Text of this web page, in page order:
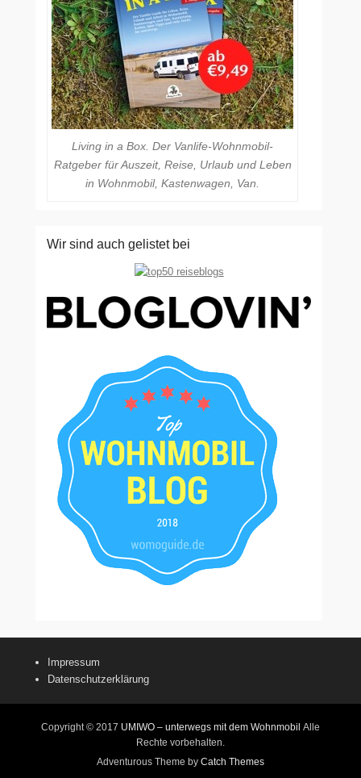
Living in a Box. Der Vanlife-Wohnmobil-
Ratgeber für Auszeit, Reise, Urlaub und Leben
in Wohnmobil, Kastenwagen, Van.
Wir sind auch gelistet bei
Impressum
Datenschutzerklärung
Copyright © 2017 UMIWO – unterwegs mit dem Wohnmobil Alle
Rechte vorbehalten.
Adventurous Theme by Catch Themes